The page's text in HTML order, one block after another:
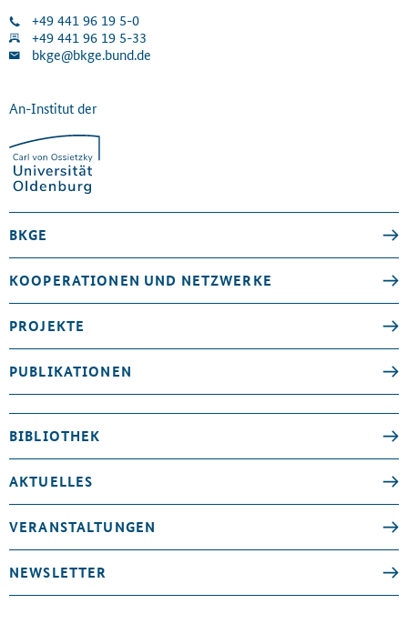
+49 441 96 19 5-0
+49 441 96 19 5-33
bkge@bkge.bund.de
An-Institut der
BKGE
KOOPERATIONEN UND NETZWERKE
PROJEKTE
PUBLIKATIONEN
BIBLIOTHEK
AKTUELLES
VERANSTALTUNGEN
NEWSLETTER